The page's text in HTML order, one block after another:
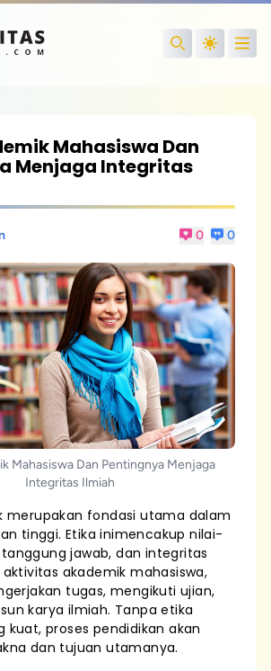
Search
Mahasiswa Dan
Menjaga Integritas
0 0
Mahasiswa Dan Pentingnya Menjaga
Integritas Ilmiah
merupakan fondasi utama dalam
tinggi. Etika inimencakup nilai-
jawab, dan integritas
akademik mahasiswa,
tugas, mengikuti ujian,
karya ilmiah. Tanpa etika
kuat, proses pendidikan akan
dan tujuan utamanya.